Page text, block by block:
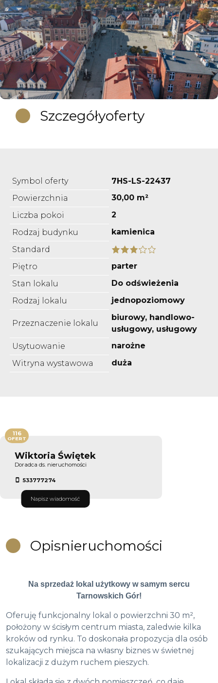
Szczegółyoferty
Symbol oferty
7HS-LS-22437
Powierzchnia
30,00 m²
Liczba pokoi
2
Rodzaj budynku
kamienica
Standard
Piętro
parter
Stan lokalu
Do odświeżenia
Rodzaj lokalu
jednopoziomowy
Przeznaczenie lokalu
biurowy, handlowo-
usługowy, usługowy
Usytuowanie
narożne
Witryna wystawowa
duża
Wiktoria Świętek
Doradca ds. nieruchomości
533777274
Napisz wiadomość
116
OFERT
Opisnieruchomości
Na sprzedaż lokal użytkowy w samym sercu
Tarnowskich Gór!
Oferuję funkcjonalny lokal o powierzchni 30 m²,
położony w ścisłym centrum miasta, zaledwie kilka
kroków od rynku. To doskonała propozycja dla osób
szukających miejsca na własny biznes w świetnej
lokalizacji z dużym ruchem pieszych.